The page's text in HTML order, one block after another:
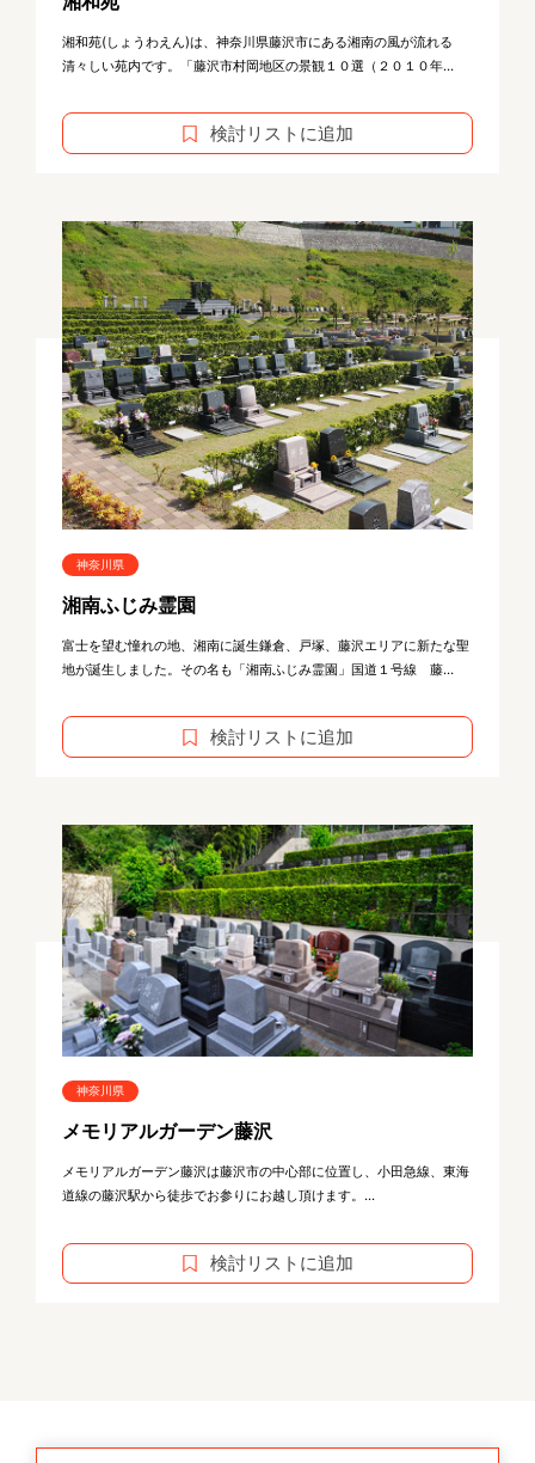
湘和苑(しょうわえん)は、神奈川県藤沢市にある湘南の風が流れる
清々しい苑内です。「藤沢市村岡地区の景観１０選（２０１０年...
検討リストに追加
神奈川県
湘南ふじみ霊園
富士を望む憧れの地、湘南に誕生鎌倉、戸塚、藤沢エリアに新たな聖
地が誕生しました。その名も「湘南ふじみ霊園」国道１号線 藤...
検討リストに追加
神奈川県
メモリアルガーデン藤沢
メモリアルガーデン藤沢は藤沢市の中心部に位置し、小田急線、東海
道線の藤沢駅から徒歩でお参りにお越し頂けます。...
検討リストに追加